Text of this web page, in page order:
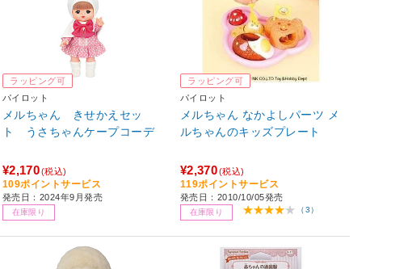
ラッピング可
パイロット
メルちゃん きせかえセッ
ト うさちゃんケープコーデ
¥2,170(税込)
109ポイントサービス
発売日：2024年9月発売
在庫限り
ラッピング可
パイロット
メルちゃん なかよしパーツ メ
ルちゃんのキッズプレート
¥2,370(税込)
119ポイントサービス
発売日：2010/10/05発売
在庫限り （3）